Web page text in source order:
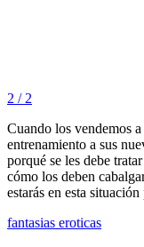
2 / 2
Cuando los vendemos
entrenamiento a sus
porqué se les debe
cómo los deben
estarás en esta
fantasias eroticas